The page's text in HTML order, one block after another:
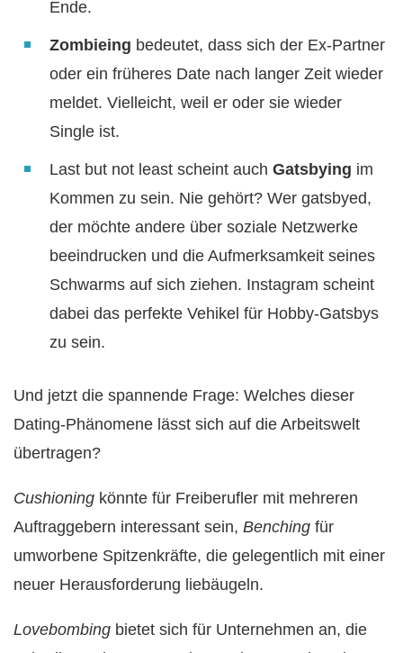
Ende.
Zombieing bedeutet, dass sich der Ex-Partner
oder ein früheres Date nach langer Zeit wieder
meldet. Vielleicht, weil er oder sie wieder
Single ist.
Last but not least scheint auch Gatsbying im
Kommen zu sein. Nie gehört? Wer gatsbyed,
der möchte andere über soziale Netzwerke
beeindrucken und die Aufmerksamkeit seines
Schwarms auf sich ziehen. Instagram scheint
dabei das perfekte Vehikel für Hobby-Gatsbys
zu sein.
Und jetzt die spannende Frage: Welches dieser
Dating-Phänomene lässt sich auf die Arbeitswelt
übertragen?
Cushioning könnte für Freiberufler mit mehreren
Auftraggebern interessant sein, Benching für
umworbene Spitzenkräfte, die gelegentlich mit einer
neuer Herausforderung liebäugeln.
Lovebombing bietet sich für Unternehmen an, die